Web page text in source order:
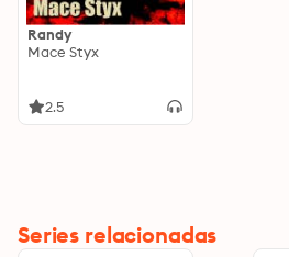
Randy
Mace Styx
2.5
Series relacionadas